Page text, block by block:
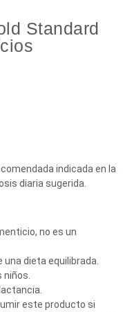
Standard
indicada en la
diaria sugerida.
no es un
dieta equilibrada.
niños.
este producto si